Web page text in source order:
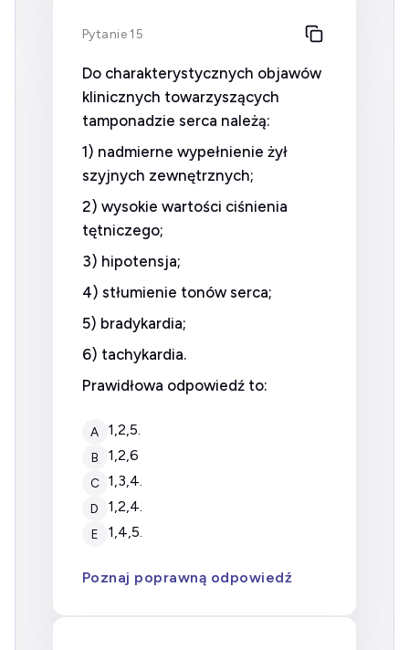
Pytanie 15
Do charakterystycznych objawów
klinicznych towarzyszących
tamponadzie serca należą:
1) nadmierne wypełnienie żył
szyjnych zewnętrznych;
2) wysokie wartości ciśnienia
tętniczego;
3) hipotensja;
4) stłumienie tonów serca;
5) bradykardia;
6) tachykardia.
Prawidłowa odpowiedź to:
A 1,2,5.
B 1,2,6
C 1,3,4.
D 1,2,4.
E 1,4,5.
Poznaj poprawną odpowiedź